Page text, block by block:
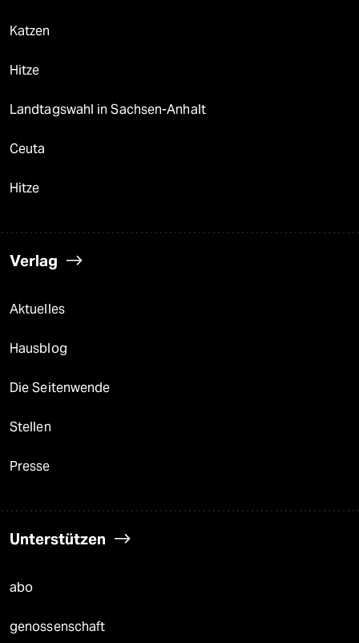
Katzen
Hitze
Landtagswahl in Sachsen-Anhalt
Ceuta
Hitze
Verlag
Aktuelles
Hausblog
Die Seitenwende
Stellen
Presse
Unterstützen
abo
genossenschaft